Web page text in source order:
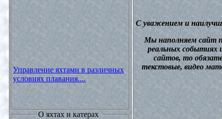
Управление яхтами в различных
условиях плавания....
О яхтах и катерах
С уважением и
Мы наполняем сайт
реальных событиях
сайтов, то
текстовые, видео